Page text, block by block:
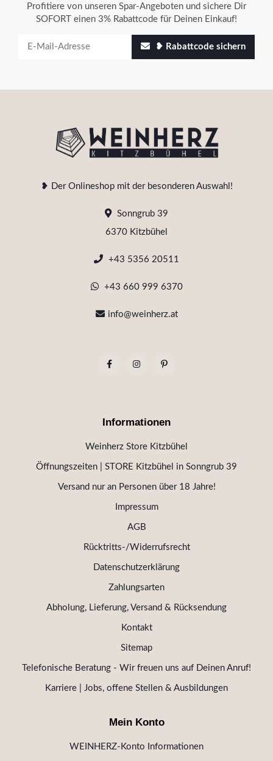
Profitiere von unseren Spar-Angeboten und sichere Dir
SOFORT einen 3% Rabattcode für Deinen Einkauf!
❥ Rabattcode sichern
❥ Der Onlineshop mit der besonderen Auswahl!
Sonngrub 39
6370 Kitzbühel
+43 5356 20511
+43 660 999 6370
info@weinherz.at
Informationen
Weinherz Store Kitzbühel
Öffnungszeiten | STORE Kitzbühel in Sonngrub 39
Versand nur an Personen über 18 Jahre!
Impressum
AGB
Rücktritts-/Widerrufsrecht
Datenschutzerklärung
Zahlungsarten
Abholung, Lieferung, Versand & Rücksendung
Kontakt
Sitemap
Telefonische Beratung - Wir freuen uns auf Deinen Anruf!
Karriere | Jobs, offene Stellen & Ausbildungen
Mein Konto
WEINHERZ-Konto Informationen